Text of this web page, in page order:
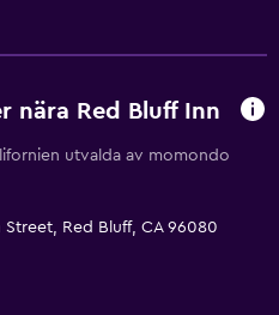
nära Red Bluff Inn
utvalda av momondo
Red Bluff, CA 96080